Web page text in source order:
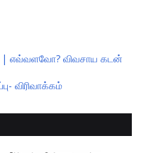
| எவ்வளவோ? விவசாய கடன்
விரிவாக்கம்